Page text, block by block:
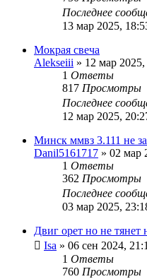
Последнее
13 мар 2025,
Мокрая свеча
Alekseiii » 12 мар
1 Ответы
817 Просмотры
Последнее
12 мар 2025,
Минск ммвз 3.111 не
Danil5161717 » 02 мар
1 Ответы
362 Просмотры
Последнее
03 мар 2025,
Двиг орет но не тянет
Isa » 06 сен 2024,
1 Ответы
760 Просмотры